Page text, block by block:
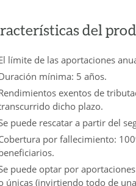
del
límite de las aportaciones
mínima: 5 años.
exentos de
dicho plazo.
puede rescatar a partir del
por fallecimiento:
puede optar por
únicas (invirtiendo todo de